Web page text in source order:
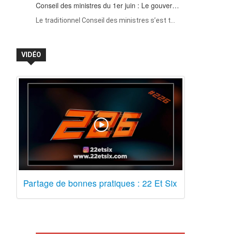
Conseil des ministres du 1er juin : Le gouver…
Le traditionnel Conseil des ministres s’est t…
VIDÉO
Partage de bonnes pratiques : 22 Et Six